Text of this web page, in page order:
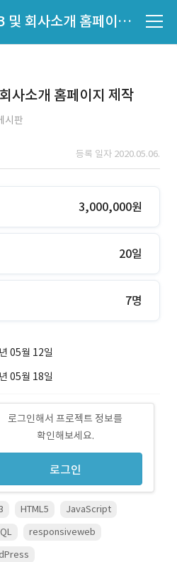
스타트업 제품 DB 및 회사소개 홈페이지 제작
사소개 홈페이지 제작
시판
등록 일자 2020.05.06.
3,000,000원
20일
7명
05월 12일
05월 18일
로그인해서 프로젝트 정보를
확인해보세요.
로그인
HTML5
JavaScript
responsiveweb